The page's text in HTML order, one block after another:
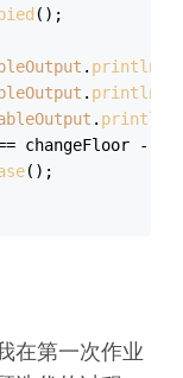
();
. println
. println
. println
changeFloor -
();
在第一次作业